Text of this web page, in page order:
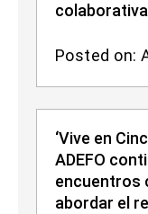
Posted on:
‘Vive en
ADEFO
encuentros
abordar el